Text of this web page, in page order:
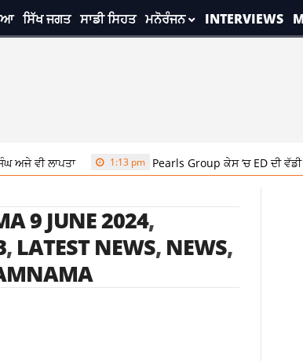
ਸਿੱਖ ਜਗਤ ਸਾਡੀ ਸਿਹਤ ਮਨੋਰੰਜਨ INTERVIEWS
ਵੀ ਲਾਪਤਾ 1:13 pm Pearls Group ਕੇਸ ‘ਚ ED ਦੀ ਵੱਡੀ
9 JUNE 2024,
, LATEST NEWS, NEWS,